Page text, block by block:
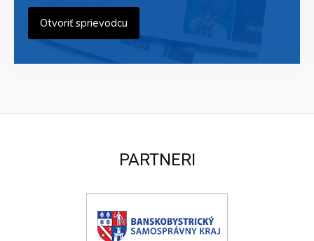
Otvoriť sprievodcu
PARTNERI